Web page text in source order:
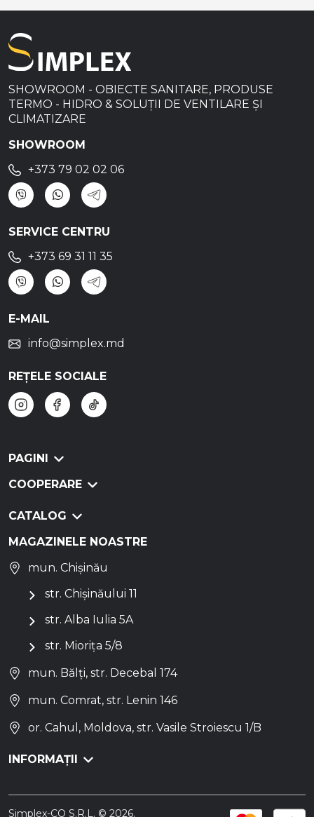
SHOWROOM - OBIECTE SANITARE, PRODUSE
TERMO - HIDRO & SOLUȚII DE VENTILARE ȘI
CLIMATIZARE
SHOWROOM
+373 79 02 02 06
SERVICE CENTRU
+373 69 31 11 35
E-MAIL
info@simplex.md
REȚELE SOCIALE
PAGINI
COOPERARE
CATALOG
MAGAZINELE NOASTRE
mun. Chișinău
str. Chișinăului 11
str. Alba Iulia 5A
str. Miorița 5/8
mun. Bălți, str. Decebal 174
mun. Comrat, str. Lenin 146
or. Cahul, Moldova, str. Vasile Stroiescu 1/B
INFORMAȚII
Simplex-CO S.R.L. © 2026.